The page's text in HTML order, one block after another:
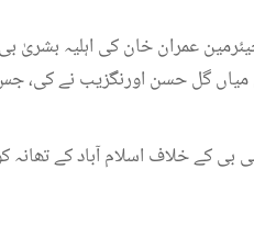
عمران خان کی اہلیہ
گل حسن اورنگزیب نے کی، جس